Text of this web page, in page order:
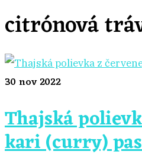
citrónová
30 nov 2022
Thajská
kari (curry)